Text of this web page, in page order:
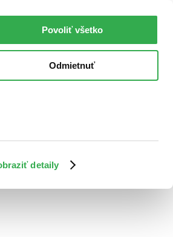
detaily
Povoliť všetko
Odmietnuť